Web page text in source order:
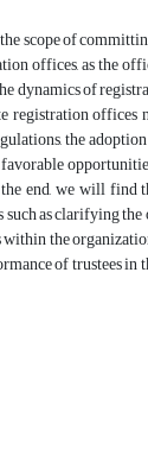
scope of
offices, as the
dynamics of
registration offices
the
favorable
end, we will find
as clarifying
within the
of trustees